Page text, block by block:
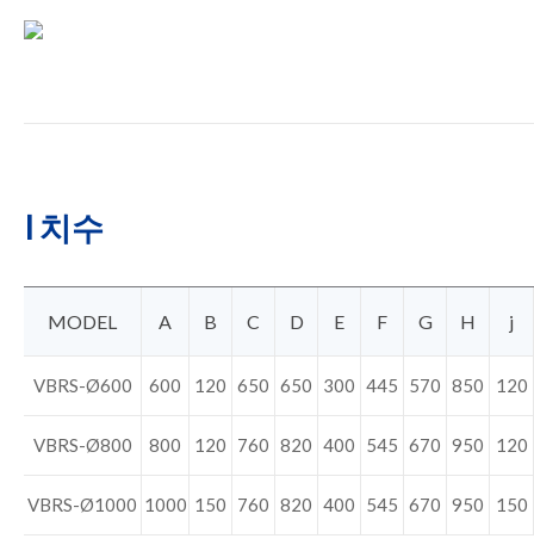
I 치수
MODEL A B C D E F G H j
VBRS-Ø600 600 120 650 650 300 445 570 850 120
VBRS-Ø800 800 120 760 820 400 545 670 950 120
VBRS-Ø1000 1000 150 760 820 400 545 670 950 150